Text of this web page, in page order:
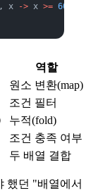
x -> x >= 60
역할
원소 변환(map)
조건 필터
누적(fold)
조건 충족 여부
두 배열 결합
했던 "배열에서